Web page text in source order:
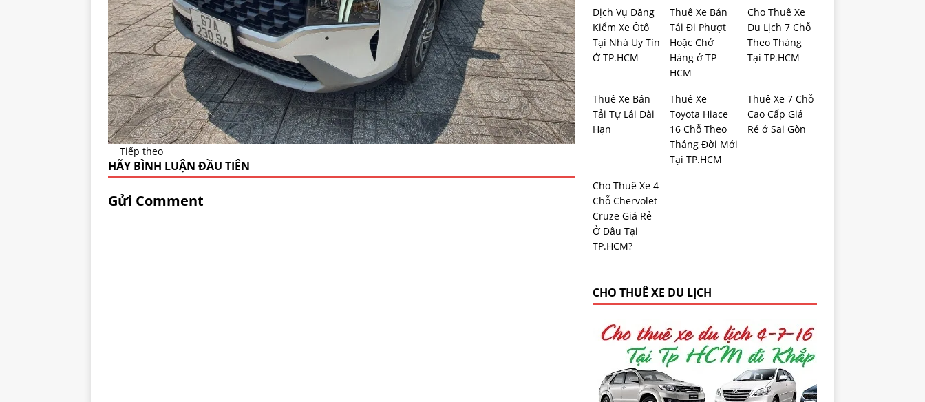
Tiếp theo
HÃY BÌNH LUẬN ĐẦU TIÊN
Gửi Comment
Dịch Vụ Đăng
Kiểm Xe Ôtô
Tại Nhà Uy Tín
Ở TP.HCM
Thuê Xe Bán
Tải Đi Phượt
Hoặc Chở
Hàng ở TP
HCM
Cho Thuê Xe
Du Lịch 7 Chỗ
Theo Tháng
Tại TP.HCM
Thuê Xe Bán
Tải Tự Lái Dài
Hạn
Thuê Xe
Toyota Hiace
16 Chỗ Theo
Tháng Đời Mới
Tại TP.HCM
Thuê Xe 7 Chỗ
Cao Cấp Giá
Rẻ ở Sai Gòn
Cho Thuê Xe 4
Chỗ Chervolet
Cruze Giá Rẻ
Ở Đâu Tại
TP.HCM?
CHO THUÊ XE DU LỊCH